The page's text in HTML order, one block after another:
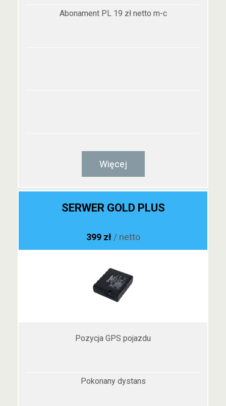
Abonament PL 19 zł netto m-c
Więcej
SERWER GOLD PLUS
399 zł / netto
Pozycja GPS pojazdu
Pokonany dystans